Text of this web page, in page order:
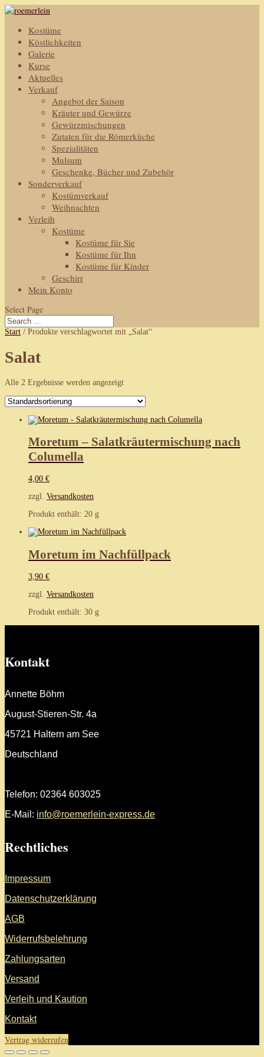
Kostüme
Köstlichkeiten
Galerie
Kurse
Aktuelles
Verkauf
Angebot der Saison
Kräuter und Gewürze
Gewürzmischungen
Zutaten für die Römerküche
Spezialitäten
Mulsum
Geschenke, Bücher und Zubehör
Sonderverkauf
Kostümverkauf
Weihnachten
Verleih
Kostüme
Kostüme für Sie
Kostüme für Ihn
Kostüme für Kinder
Geschirr
Mein Konto
Select Page
Start / Produkte verschlagwortet mit „Salat“
Salat
Alle 2 Ergebnisse werden angezeigt
Moretum – Salatkräutermischung nach
Columella
4,00 €
zzgl. Versandkosten
Produkt enthält: 20 g
Moretum im Nachfüllpack
3,90 €
zzgl. Versandkosten
Produkt enthält: 30 g
Kontakt
Annette Böhm
August-Stieren-Str. 4a
45721 Haltern am See
Deutschland
Telefon: 02364 603025
E-Mail: info@roemerlein-express.de
Rechtliches
Impressum
Datenschutzerklärung
AGB
Widerrufsbelehrung
Zahlungsarten
Versand
Verleih und Kaution
Kontakt
Vertrag widerrufen